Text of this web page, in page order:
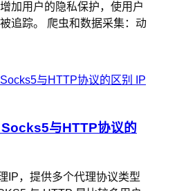
加用户的隐私保护，使用户
追踪。 爬虫和数据采集：动
IP
Socks5与HTTP协议的
IP，提供多个代理协议类型